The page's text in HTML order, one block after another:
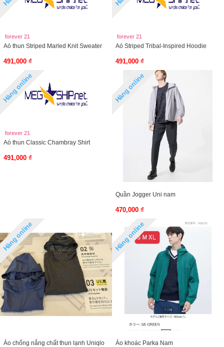
forever 21
Aó thun Striped Marled Knit Sweater
491,000 ₫
forever 21
Aó Striped Tribal-Inspired Hoodie
491,000 ₫
Hàng online
forever 21
Aó thun Classic Chambray Shirt
491,000 ₫
Hàng online
Quần Jogger Uni nam
470,000 ₫
Hàng online
Áo chống nắng chất thun lạnh Uniqlo
Hàng online
Áo khoác Parka Nam